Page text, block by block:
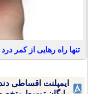
تنها راه رهایی از کمر
ایمپلنت اقساطی